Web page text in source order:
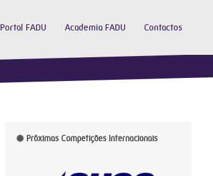
Portal FADU Academia FADU Contactos
Próximas Competições Internacionais